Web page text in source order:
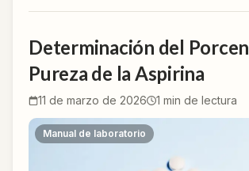
Determinación del
Pureza de la Aspirina
11 de marzo de 2026 1 min de lectura
Manual de laboratorio